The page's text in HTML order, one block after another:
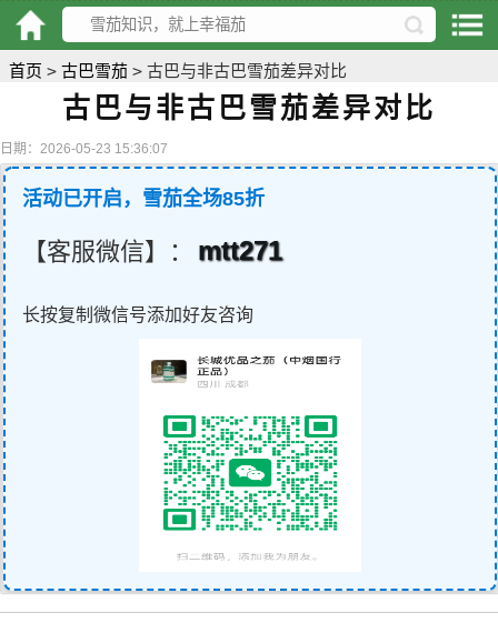
首页 > 古巴雪茄 > 古巴与非古巴雪茄差异对比
古巴与非古巴雪茄差异对比
日期：2026-05-23 15:36:07
活动已开启，雪茄全场85折
【客服微信】： mtt271
长按复制微信号添加好友咨询